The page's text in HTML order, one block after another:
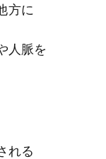
方に​
人脈を​
れる